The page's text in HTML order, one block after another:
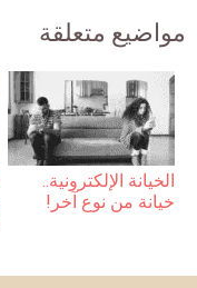
مواضيع متعلقة
الخيانة الإلكترونية..
خيانة من نوع آخر!